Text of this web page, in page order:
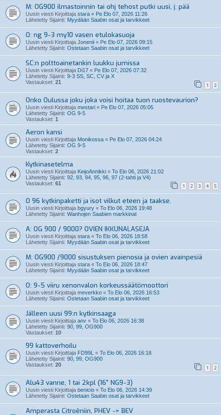
M: OG900 ilmastoinnin tai ohj tehost putki uusi, j: pää
Uusin viesti Kirjoittaja stara « Pe Elo 07, 2026 11:26
Lähetetty Sijainti: Myydään Saabin osat ja tarvikkeet
O: ng 9-3 my10 vasen etulokasuoja
Uusin viesti Kirjoittaja Jonenii « Pe Elo 07, 2026 09:15
Lähetetty Sijainti: Ostetaan Saabin osat ja tarvikkeet
SC:n polttoainetankin luukku jumissa
Uusin viesti Kirjoittaja Di17 « Pe Elo 07, 2026 07:32
Lähetetty Sijainti: 9-3 SS, SC, CV ja X
Vastaukset: 21 1 2
Onko Oulussa joku joka voisi hoitaa tuon ruostevaurion?
Uusin viesti Kirjoittaja mestari « Pe Elo 07, 2026 05:05
Lähetetty Sijainti: OG 9-5
Vastaukset: 1
Aeron kansi
Uusin viesti Kirjoittaja Monikossa « Pe Elo 07, 2026 04:24
Lähetetty Sijainti: OG 9-5
Vastaukset: 2
Kytkinasetelma
Uusin viesti Kirjoittaja KeijoAnnikki « To Elo 06, 2026 21:02
Lähetetty Sijainti: 92, 93, 94, 95, 96, 97 (2-tahti ja V4)
Vastaukset: 61 1 2 3 4 5
O 96 kytkinpaketti ja isot vilkut eteen ja taakse.
Uusin viesti Kirjoittaja bgyury « To Elo 06, 2026 19:48
Lähetetty Sijainti: Wanhojen Saabien markkinat
A: OG 900 / 9000? OVIEN IKKUNALASEJA
Uusin viesti Kirjoittaja stara « To Elo 06, 2026 18:58
Lähetetty Sijainti: Myydään Saabin osat ja tarvikkeet
M: OG900 /9000 sisustuksen pienosia ja ovien avainpesiä
Uusin viesti Kirjoittaja stara « To Elo 06, 2026 18:47
Lähetetty Sijainti: Myydään Saabin osat ja tarvikkeet
O: 9-5 viiru xenonvalon korkeussäätömoottori
Uusin viesti Kirjoittaja meverkko « To Elo 06, 2026 16:53
Lähetetty Sijainti: Ostetaan Saabin osat ja tarvikkeet
Jälleen uusi 99:n kytkinsaaga
Uusin viesti Kirjoittaja anv « To Elo 06, 2026 16:38
Lähetetty Sijainti: 90, 99, OG900
Vastaukset: 10
99 kattoverhoilu
Uusin viesti Kirjoittaja FD99L « To Elo 06, 2026 16:18
Lähetetty Sijainti: 90, 99, OG900
Vastaukset: 20 1 2
Alu43 vanne, 1 tai 2kpl (16" NG9-3)
Uusin viesti Kirjoittaja benicio « To Elo 06, 2026 14:39
Lähetetty Sijainti: Ostetaan Saabin osat ja tarvikkeet
Amperasta Citroêniin, PHEV -> BEV